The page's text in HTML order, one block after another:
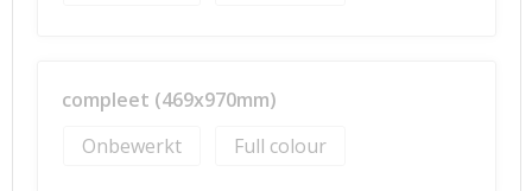
compleet (469x970mm)
Onbewerkt
Full colour